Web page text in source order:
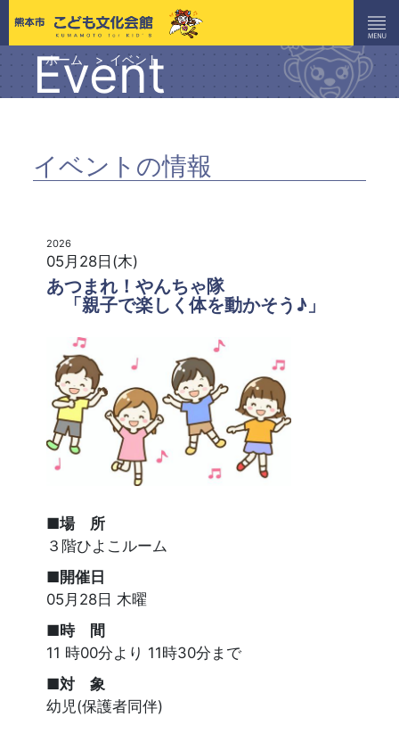
ホーム イベント
Event
イベントの情報
2026
05月28日(木)
あつまれ！やんちゃ隊
「親子で楽しく体を動かそう♪」
■場 所
３階ひよこルーム
■開催日
05月28日 木曜
■時 間
11 時00分より 11時30分まで
■対 象
幼児(保護者同伴)